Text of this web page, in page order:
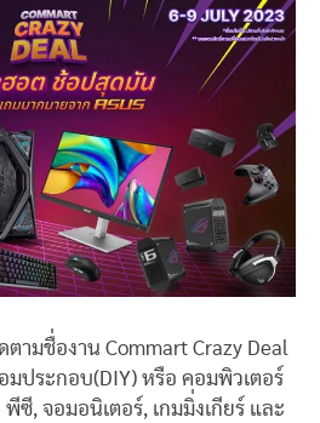
ตามชื่องาน Commart Crazy Deal
มประกอบ(DIY) หรือ คอมพิวเตอร์
ซี, จอมอนิเตอร์, เกมมิ่งเกียร์ และ